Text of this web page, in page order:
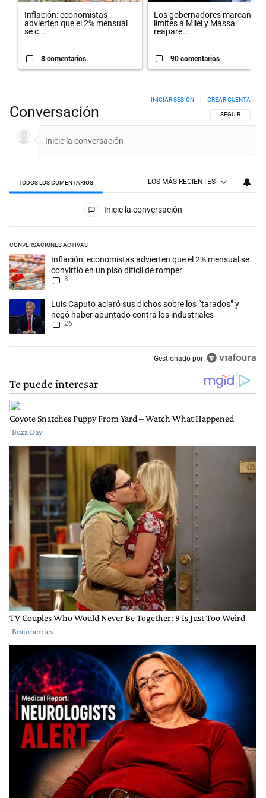
Inflación: economistas
advierten que el 2% mensual
se c...
8 comentarios
Los gobernadores marcan
límites a Milei y Massa
reapare...
90 comentarios
Conversación SIGA ESTA
SEGUIR
INICIAR SESIÓN CREAR CUENTA
TODOS LOS COMENTARIOS LOS MÁS RECIENTES
Todos los comentarios
Inicie la conversación
CONVERSACIONES ACTIVAS
Este listado muestra los artículos con más comentarios en los
Un artículo de tendencia con el título "Inflación: economistas
Inflación: economistas advierten que el 2% mensual se
convirtió en un piso difícil de romper
8
Un artículo de tendencia con el título "Luis Caputo aclaró sus dichos
Luis Caputo aclaró sus dichos sobre los “tarados” y
negó haber apuntado contra los industriales
26
Gestionado por